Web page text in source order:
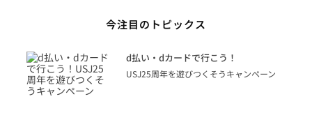
今注目のトピックス
d払い・dカードで行こう！
USJ25周年を遊びつくそうキャンペーン